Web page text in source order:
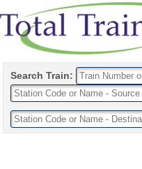
Search Train: